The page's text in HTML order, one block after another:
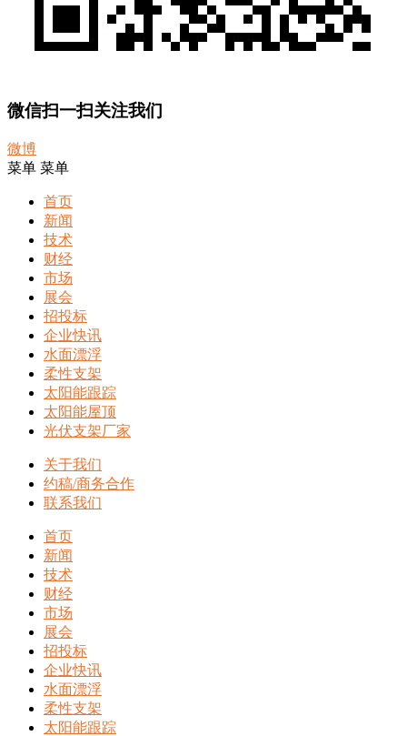
微信扫一扫关注我们
微博
菜单 菜单
首页
新闻
技术
财经
市场
展会
招投标
企业快讯
水面漂浮
柔性支架
太阳能跟踪
太阳能屋顶
光伏支架厂家
关于我们
约稿/商务合作
联系我们
首页
新闻
技术
财经
市场
展会
招投标
企业快讯
水面漂浮
柔性支架
太阳能跟踪